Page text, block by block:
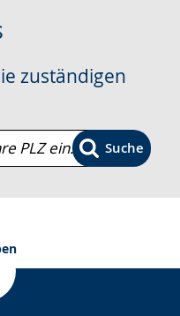
zuständigen
Suche